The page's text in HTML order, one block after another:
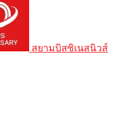
สยามบิสซิเนสนิวส์